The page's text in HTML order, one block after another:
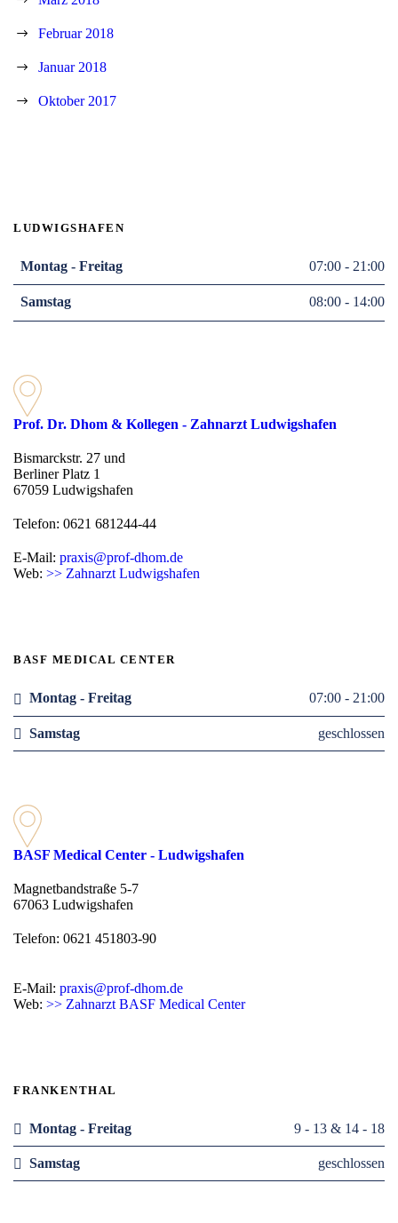
Februar 2018
Januar 2018
Oktober 2017
LUDWIGSHAFEN
Montag - Freitag 07:00 - 21:00
Samstag 08:00 - 14:00
Prof. Dr. Dhom & Kollegen - Zahnarzt Ludwigshafen
Bismarckstr. 27 und
Berliner Platz 1
67059 Ludwigshafen
Telefon: 0621 681244-44
E-Mail: praxis@prof-dhom.de
Web: >> Zahnarzt Ludwigshafen
BASF MEDICAL CENTER
Montag - Freitag 07:00 - 21:00
Samstag geschlossen
BASF Medical Center - Ludwigshafen
Magnetbandstraße 5-7
67063 Ludwigshafen
Telefon: 0621 451803-90
E-Mail: praxis@prof-dhom.de
Web: >> Zahnarzt BASF Medical Center
FRANKENTHAL
Montag - Freitag 9 - 13 & 14 - 18
Samstag geschlossen